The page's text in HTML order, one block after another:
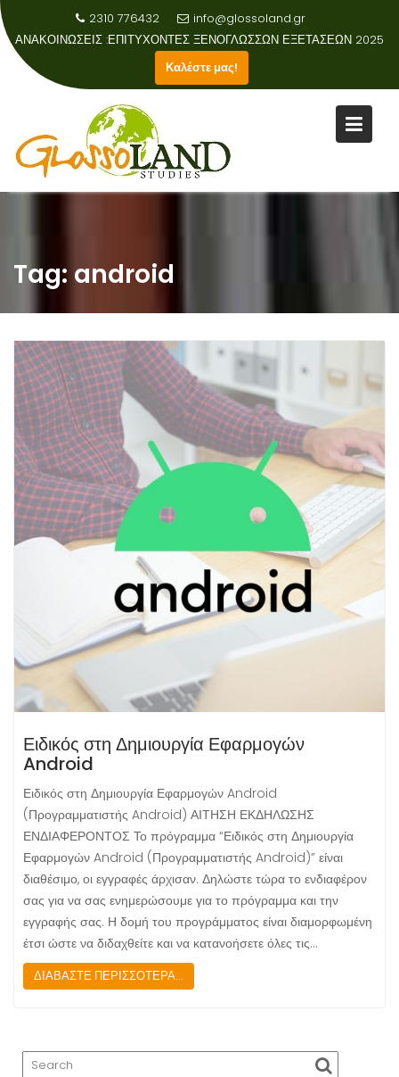
content
2310 776432
info@glossoland.gr
ΑΝΑΚΟΙΝΩΣΕΙΣ :ΕΠΙΤΥΧΟΝΤΕΣ ΞΕΝΟΓΛΩΣΣΩΝ ΕΞΕΤΑΣΕΩΝ 2025
Καλέστε μας!
Tag: android
Ειδικός στη Δημιουργία Εφαρμογών
Android
Ειδικός στη Δημιουργία Εφαρμογών Android
(Προγραμματιστής Android) ΑΙΤΗΣΗ ΕΚΔΗΛΩΣΗΣ
ΕΝΔΙΑΦΕΡΟΝΤΟΣ Το πρόγραμμα “Ειδικός στη Δημιουργία
Εφαρμογών Android (Προγραμματιστής Android)” είναι
διαθέσιμο, οι εγγραφές άρχισαν. Δηλώστε τώρα το ενδιαφέρον
σας για να σας ενημερώσουμε για το πρόγραμμα και την
εγγραφής σας. Η δομή του προγράμματος είναι διαμορφωμένη
έτσι ώστε να διδαχθείτε και να κατανοήσετε όλες τις…
ΔΙΑΒΑΣΤΕ ΠΕΡΙΣΣΟΤΕΡΑ...